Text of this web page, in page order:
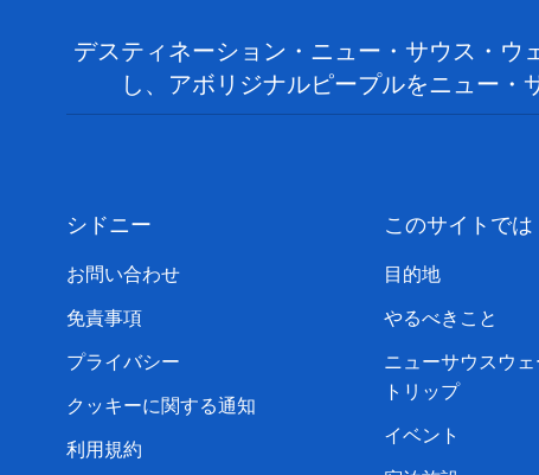
デスティネーション・ニュー・サウス・ウ
し、アボリジナルピープルをニュー・
シドニー
お問い合わせ
免責事項
プライバシー
クッキーに関する通知
利用規約
このサイトでは
目的地
やるべきこと
ニューサウスウ
トリップ
イベント